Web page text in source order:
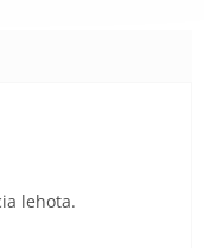
5 hviezdičiek.
lehota.